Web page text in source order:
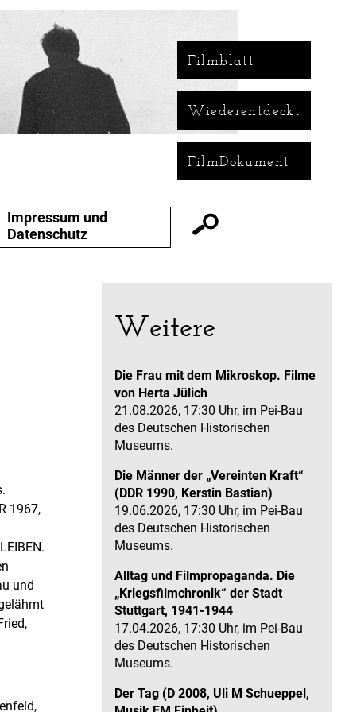
Filmblatt
Wiederentdeckt
FilmDokument
Impressum und
Datenschutz
1967,
und
Weitere
Die Frau mit dem Mikroskop. Filme
von Herta Jülich
21.08.2026, 17:30 Uhr, im Pei-Bau
des Deutschen Historischen
Museums.
Die Männer der „Vereinten Kraft“
(DDR 1990, Kerstin Bastian)
19.06.2026, 17:30 Uhr, im Pei-Bau
des Deutschen Historischen
Museums.
Alltag und Filmpropaganda. Die
„Kriegsfilmchronik“ der Stadt
Stuttgart, 1941-1944
17.04.2026, 17:30 Uhr, im Pei-Bau
des Deutschen Historischen
Museums.
Der Tag (D 2008, Uli M Schueppel,